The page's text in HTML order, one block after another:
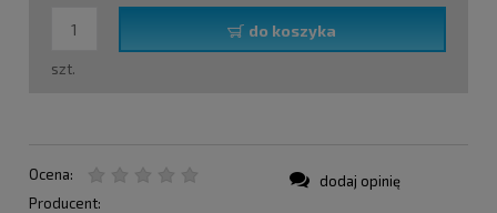
szt.
do koszyka
Ocena:
Producent:
dodaj opinię